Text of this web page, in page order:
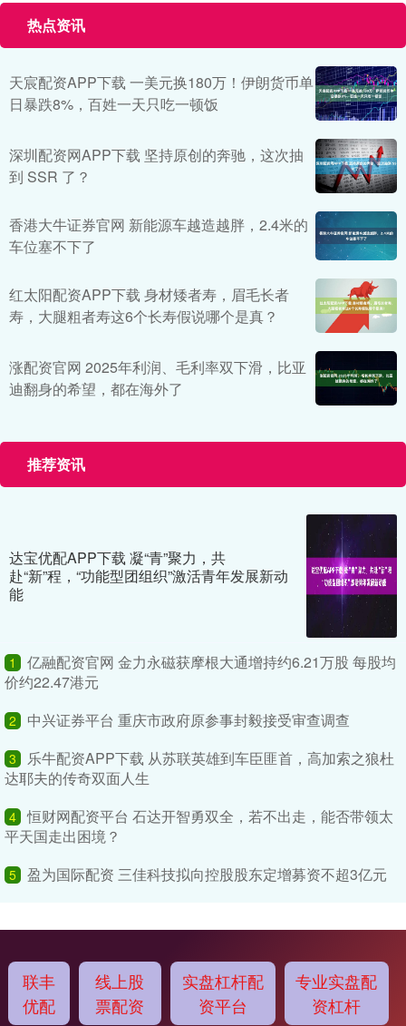
热点资讯
天宸配资APP下载 一美元换180万！伊朗货币单
日暴跌8%，百姓一天只吃一顿饭
深圳配资网APP下载 坚持原创的奔驰，这次抽
到 SSR 了？
香港大牛证券官网 新能源车越造越胖，2.4米的
车位塞不下了
红太阳配资APP下载 身材矮者寿，眉毛长者
寿，大腿粗者寿这6个长寿假说哪个是真？
涨配资官网 2025年利润、毛利率双下滑，比亚
迪翻身的希望，都在海外了
推荐资讯
达宝优配APP下载 凝“青”聚力，共
赴“新”程，“功能型团组织”激活青年发展新动
能
1
亿融配资官网 金力永磁获摩根大通增持约6.21万股 每股均
价约22.47港元
2 中兴证券平台 重庆市政府原参事封毅接受审查调查
3
乐牛配资APP下载 从苏联英雄到车臣匪首，高加索之狼杜
达耶夫的传奇双面人生
4 恒财网配资平台 石达开智勇双全，若不出走，能否带领太
平天国走出困境？
5 盈为国际配资 三佳科技拟向控股股东定增募资不超3亿元
联丰
优配
线上股
票配资
实盘杠杆配
资平台
专业实盘配
资杠杆